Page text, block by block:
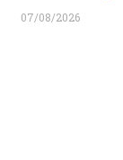
07/08/2026